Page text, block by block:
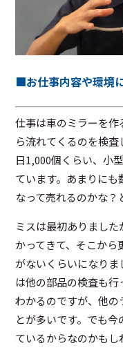
■お仕事内容や環境
仕事は車のミラーを
ら流れてくるのを検
日1,000個くらい、小
ています。あまりに
なって売れるのかな？
ミスは最初ありまし
かってきて、そこから
がないくらいになり
は他の部品の検査も
わかるのですが、他
とが多いです。でも
ているからなのかも